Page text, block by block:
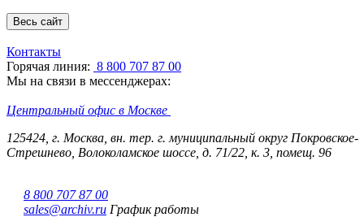
Весь сайт
Контакты
Горячая линия: 8 800 707 87 00
Мы на связи в мессенджерах:
Центральный офис в Москве
125424, г. Москва, вн. тер. г. муниципальный округ Покровское-
Стрешнево, Волоколамское шоссе, д. 71/22, к. 3, помещ. 96
8 800 707 87 00
sales@archiv.ru График работы